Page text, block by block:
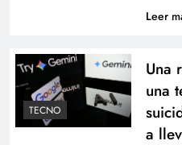
Leer
TECNO
Una
una
a